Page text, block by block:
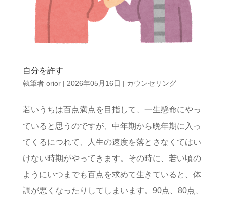
自分を許す
執筆者 orior| 2026年05月16日 | カウンセリング
若いうちは百点満点を目指して、一生懸命にやっ
ていると思うのですが、中年期から晩年期に入っ
てくるにつれて、人生の速度を落とさなくてはい
けない時期がやってきます。その時に、若い頃の
ようにいつまでも百点を求めて生きていると、体
調が悪くなったりしてしまいます。90点、80点、